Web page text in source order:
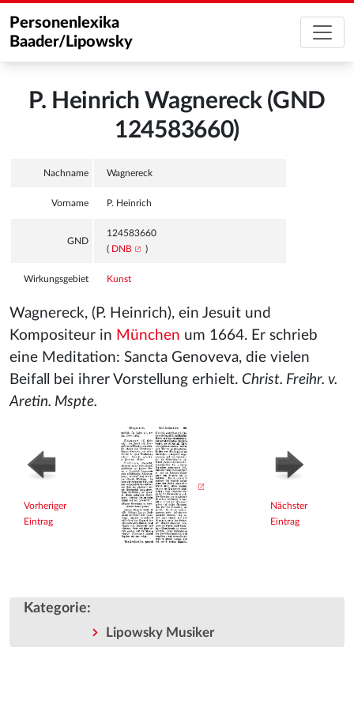
Personenlexika
Baader/Lipowsky
P. Heinrich Wagnereck (GND
124583660)
Nachname Wagnereck
Vorname P. Heinrich
GND
124583660
( DNB )
Wirkungsgebiet Kunst
Wagnereck, (P. Heinrich), ein Jesuit und
Kompositeur in München um 1664. Er schrieb
eine Meditation: Sancta Genoveva, die vielen
Beifall bei ihrer Vorstellung erhielt. Christ. Freihr. v.
Aretin. Mspte.
Vorheriger
Eintrag
Nächster
Eintrag
Kategorie:
Lipowsky Musiker